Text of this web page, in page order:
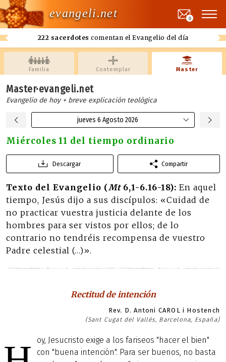
evangeli.net
222 sacerdotes comentan el Evangelio del día
0
Familia Contemplar Master
Master·evangeli.net
Evangelio de hoy + breve explicación teológica
jueves 6 Agosto 2026
Miércoles 11 del tiempo ordinario
Descargar Compartir
Texto del Evangelio (Mt6,1-6.16-18): En aquel
tiempo, Jesús dijo a sus discípulos: «Cuidad de
no practicar vuestra justicia delante de los
hombres para ser vistos por ellos; de lo
contrario no tendréis recompensa de vuestro
Padre celestial (…)».
Rectitud de intención
Rev. D. Antoni CAROL i Hostench
(Sant Cugat del Vallès, Barcelona, España)
oy, Jesucristo exige a los fariseos "hacer el bien"
con "buena intención". Para ser buenos, no basta